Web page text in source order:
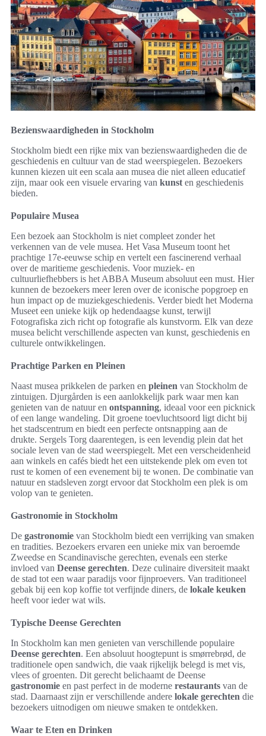
Bezienswaardigheden in Stockholm
Stockholm biedt een rijke mix van bezienswaardigheden die de
geschiedenis en cultuur van de stad weerspiegelen. Bezoekers
kunnen kiezen uit een scala aan musea die niet alleen educatief
zijn, maar ook een visuele ervaring van kunst en geschiedenis
bieden.
Populaire Musea
Een bezoek aan Stockholm is niet compleet zonder het
verkennen van de vele musea. Het Vasa Museum toont het
prachtige 17e-eeuwse schip en vertelt een fascinerend verhaal
over de maritieme geschiedenis. Voor muziek- en
cultuurliefhebbers is het ABBA Museum absoluut een must. Hier
kunnen de bezoekers meer leren over de iconische popgroep en
hun impact op de muziekgeschiedenis. Verder biedt het Moderna
Museet een unieke kijk op hedendaagse kunst, terwijl
Fotografiska zich richt op fotografie als kunstvorm. Elk van deze
musea belicht verschillende aspecten van kunst, geschiedenis en
culturele ontwikkelingen.
Prachtige Parken en Pleinen
Naast musea prikkelen de parken en pleinen van Stockholm de
zintuigen. Djurgården is een aanlokkelijk park waar men kan
genieten van de natuur en ontspanning, ideaal voor een picknick
of een lange wandeling. Dit groene toevluchtsoord ligt dicht bij
het stadscentrum en biedt een perfecte ontsnapping aan de
drukte. Sergels Torg daarentegen, is een levendig plein dat het
sociale leven van de stad weerspiegelt. Met een verscheidenheid
aan winkels en cafés biedt het een uitstekende plek om even tot
rust te komen of een evenement bij te wonen. De combinatie van
natuur en stadsleven zorgt ervoor dat Stockholm een plek is om
volop van te genieten.
Gastronomie in Stockholm
De gastronomie van Stockholm biedt een verrijking van smaken
en tradities. Bezoekers ervaren een unieke mix van beroemde
Zweedse en Scandinavische gerechten, evenals een sterke
invloed van Deense gerechten. Deze culinaire diversiteit maakt
de stad tot een waar paradijs voor fijnproevers. Van traditioneel
gebak bij een kop koffie tot verfijnde diners, de lokale keuken
heeft voor ieder wat wils.
Typische Deense Gerechten
In Stockholm kan men genieten van verschillende populaire
Deense gerechten. Een absoluut hoogtepunt is smørrebrød, de
traditionele open sandwich, die vaak rijkelijk belegd is met vis,
vlees of groenten. Dit gerecht belichaamt de Deense
gastronomie en past perfect in de moderne restaurants van de
stad. Daarnaast zijn er verschillende andere lokale gerechten die
bezoekers uitnodigen om nieuwe smaken te ontdekken.
Waar te Eten en Drinken